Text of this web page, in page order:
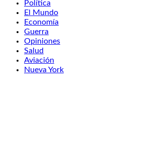
Política
El Mundo
Economía
Guerra
Opiniones
Salud
Aviación
Nueva York